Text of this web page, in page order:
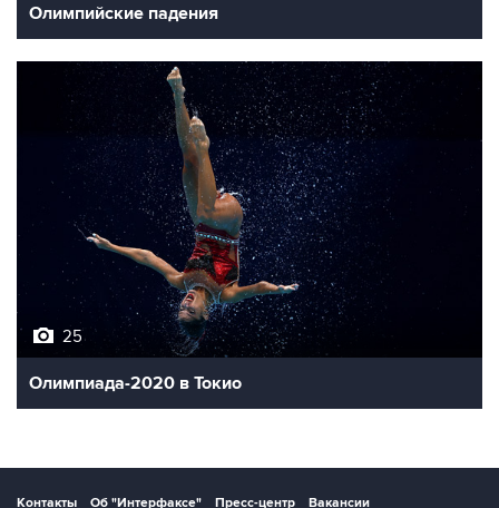
Олимпийские падения
25
Олимпиада-2020 в Токио
Контакты Об "Интерфаксе" Пресс-центр
Вакансии